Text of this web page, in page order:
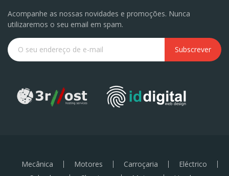
Acompanhe as nossas novidades e promoções. Nunca
utilizaremos o seu email em spam.
Subscrever
Mecânica Motores Carroçaria
Eléctrico